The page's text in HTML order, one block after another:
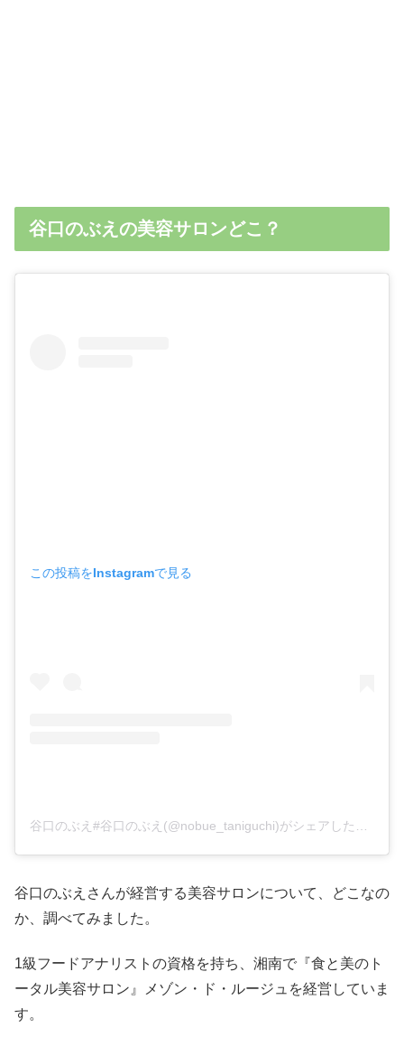
谷口のぶえの美容サロンどこ？
この投稿をInstagramで見る
谷口のぶえさんが経営する美容サロンについて、どこなの
か、調べてみました。
1級フードアナリストの資格を持ち、湘南で『食と美のト
ータル美容サロン』メゾン・ド・ルージュを経営していま
す。